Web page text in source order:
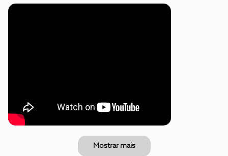
Mostrar mais